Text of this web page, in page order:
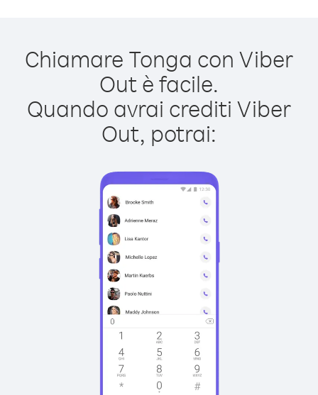
Chiamare Tonga con Viber
Out è facile.
Quando avrai crediti Viber
Out, potrai: